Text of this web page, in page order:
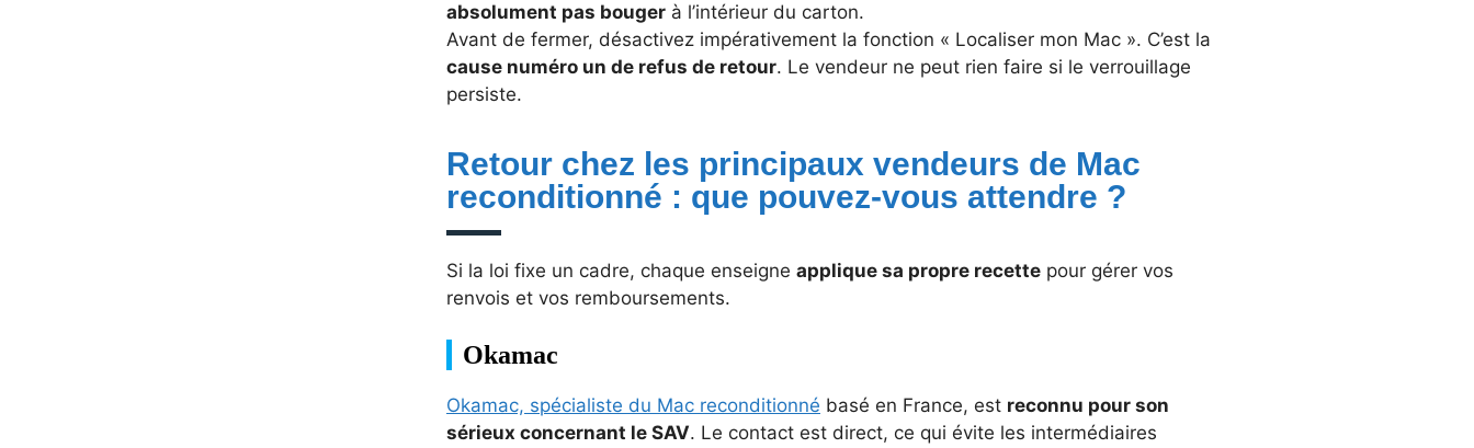
absolument pas bouger à l’intérieur du carton.
Avant de fermer, désactivez impérativement la fonction « Localiser mon Mac ». C’est la
cause numéro un de refus de retour. Le vendeur ne peut rien faire si le verrouillage
persiste.
Retour chez les principaux vendeurs de Mac
reconditionné : que pouvez-vous attendre ?
Si la loi fixe un cadre, chaque enseigne applique sa propre recette pour gérer vos
renvois et vos remboursements.
Okamac
Okamac, spécialiste du Mac reconditionné basé en France, est reconnu pour son
sérieux concernant le SAV. Le contact est direct, ce qui évite les intermédiaires